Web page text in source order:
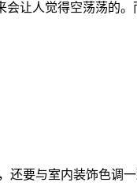
让人觉得空荡荡的
还要与室内装饰色调一